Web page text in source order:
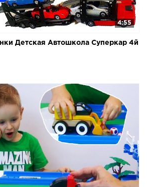
4:55
Детская Автошкола Суперкар 4й